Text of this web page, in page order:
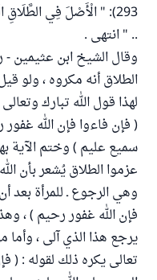
293): " الْأَصْلَ فِي
.. " انتهى .
وقال الشيخ ابن عثيمين
الطلاق أنه مكروه ، ولو
لهذا قول الله تبارك
( فإن فاءوا فإن الله
سميع عليم ) وختم الآية
عزموا الطلاق يُشعر بأن
وهي الرجوع ـ للمرأة بعد
فإن الله غفور رحيم ) ،
يرجع هذا الذي آلى ، وأما
تعالى يكره ذلك لقوله : (